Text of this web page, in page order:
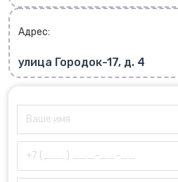
Адрес:
улица Городок-17, д. 4